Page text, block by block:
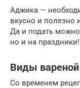
Аджика —
вкусно и полезно
Да и подать можно
но и на праздники!
Виды
Со временем